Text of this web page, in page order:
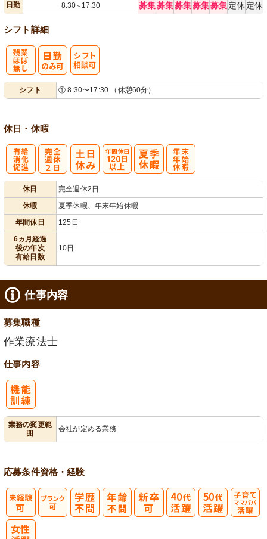
日勤
8:30～ 17:30 募集募集募集募集募集 定休 定休
シフト詳細
シフト ① 8:30〜17:30 （休憩60分）
休日・休暇
休日
完全週休2日
休暇
夏季休暇、年末年始休暇
年間休日
125日
6ヵ月経過
後の年次
有給日数
10日
仕事内容
募集職種
作業療法士
仕事内容
業務の変更範
囲
会社が定める業務
応募条件資格・経験